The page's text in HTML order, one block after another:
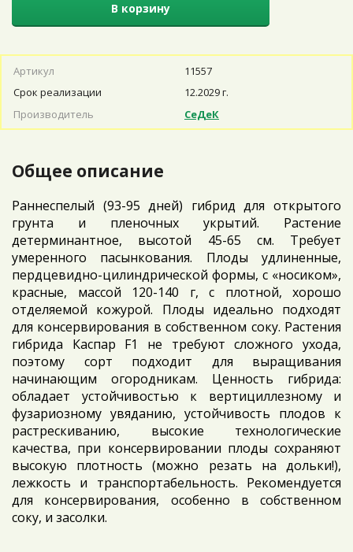
В корзину
Артикул
11557
Срок реализации
12.2029 г.
Производитель
СеДеК
Общее описание
Раннеспелый (93-95 дней) гибрид для открытого
грунта и пленочных укрытий. Растение
детерминантное, высотой 45-65 см. Требует
умеренного пасынкования. Плоды удлиненные,
пердцевидно-цилиндрической формы, с «носиком»,
красные, массой 120-140 г, с плотной, хорошо
отделяемой кожурой. Плоды идеально подходят
для консервирования в собственном соку. Растения
гибрида Каспар F1 не требуют сложного ухода,
поэтому сорт подходит для выращивания
начинающим огородникам. Ценность гибрида:
обладает устойчивостью к вертициллезному и
фузариозному увяданию, устойчивость плодов к
растрескиванию, высокие технологические
качества, при консервировании плоды сохраняют
высокую плотность (можно резать на дольки!),
лежкость и транспортабельность. Рекомендуется
для консервирования, особенно в собственном
соку, и засолки.